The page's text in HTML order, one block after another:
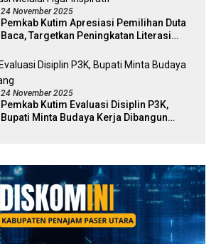
24 November 2025
Pemkab Kutim Apresiasi Pemilihan Duta
Baca, Targetkan Peningkatan Literasi
24 November 2025
Pemkab Kutim Evaluasi Disiplin P3K,
Bupati Minta Budaya Kerja Dibangun